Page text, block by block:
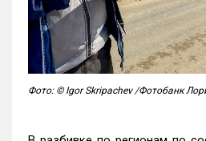
Фото: © Igor Skripachev /Фотобанк